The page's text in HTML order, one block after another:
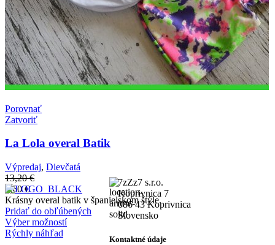
Porovnať
Zatvoriť
La Lola overal Batik
Výpredaj, Dievčatá
13,20€
6,60€
Krásny overal batik v španielskom štýle.
Pridať do obľúbených
Výber možností
Rýchly náhľad
7zZz7 s.r.o.
Koprivnica 7
086 43 Koprivnica
Slovensko
Kontaktné údaje